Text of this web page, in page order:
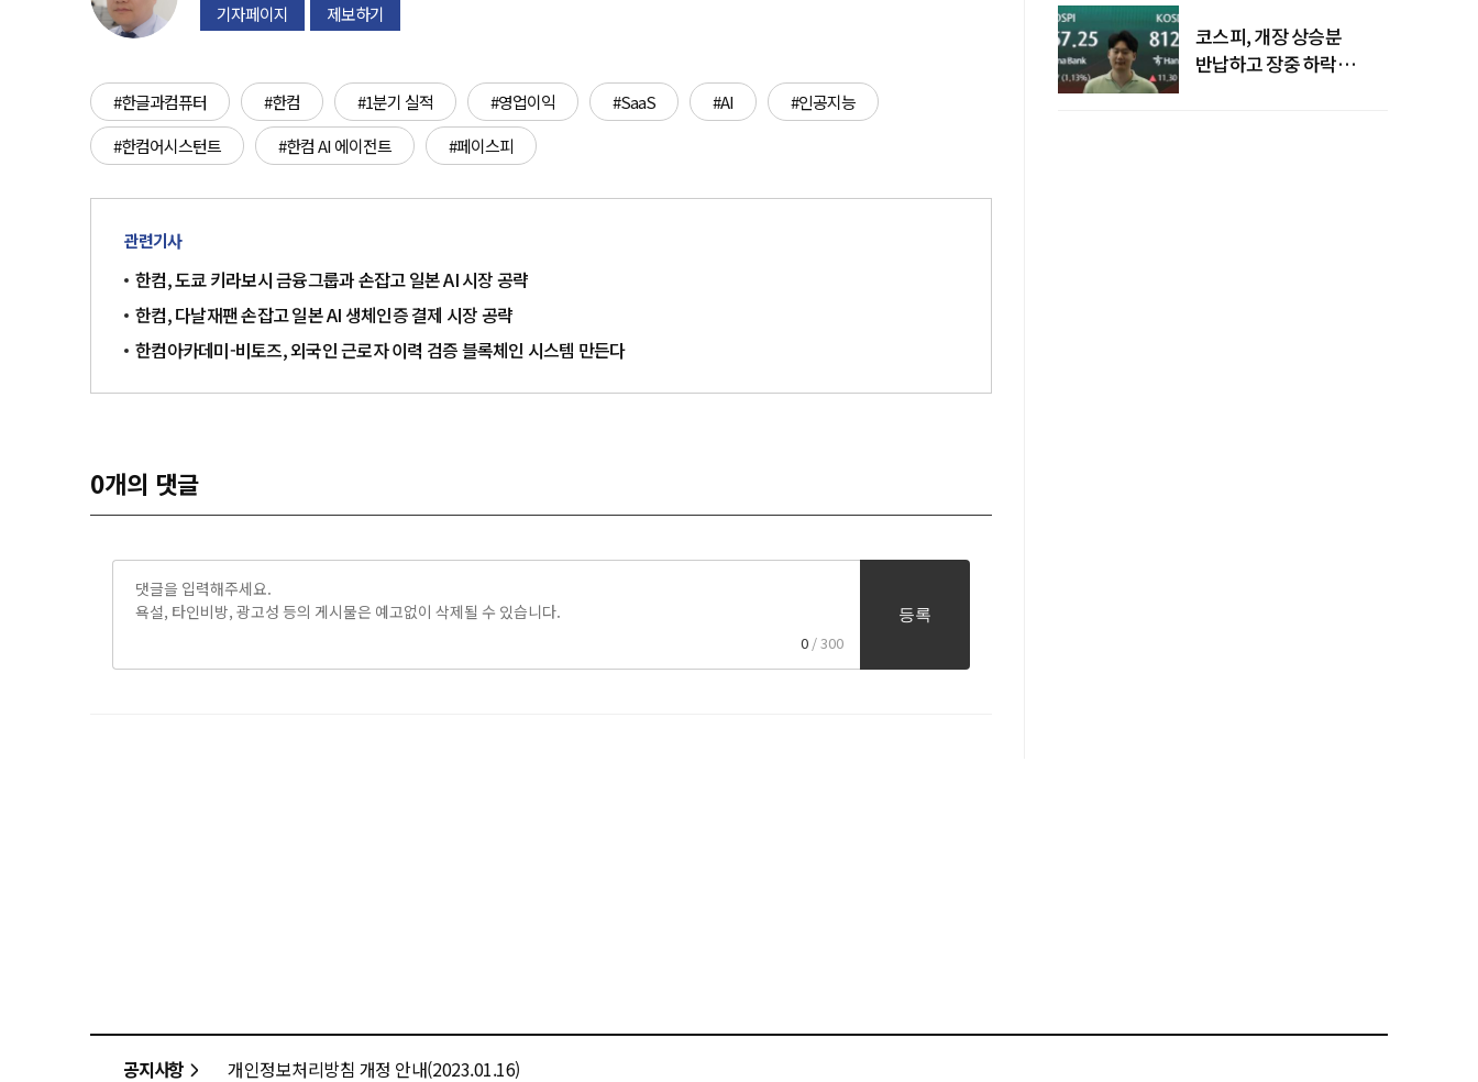
기자페이지 제보하기
#한글과컴퓨터 #한컴 #1분기 실적 #영업이익 #SaaS #AI
#인공지능
#한컴어시스턴트
#한컴 AI 에이전트 #페이스피
관련기사
한컴, 도쿄 키라보시 금융그룹과 손잡고 일본 AI 시장 공략
한컴, 다날재팬 손잡고 일본 AI 생체인증 결제 시장 공략
한컴아카데미-비토즈, 외국인 근로자 이력 검증 블록체인 시스템 만든다
0개의 댓글
0 / 300
등록
코스피, 개장 상승분
반납하고 장중 하락
공지사항 개인정보처리방침 개정 안내(2023.01.16)